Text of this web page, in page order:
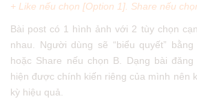
+ Like nếu chọn [Option 1]. Share nếu
Bài post có 1 hình ảnh với 2 tùy chọn
nhau. Người dùng sẽ “biểu quyết”
hoặc Share nếu chọn B. Dạng bài
hiện được chính kiến riêng của mình nên
kỳ hiệu quả.